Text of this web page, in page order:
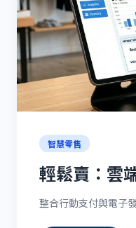
智慧零售
輕鬆賣：雲
整合行動支付與電子